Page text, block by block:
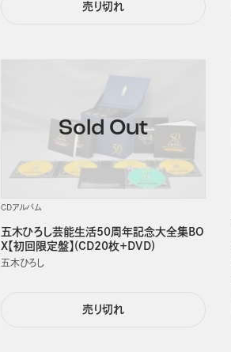
売り切れ
CDアルバム
五木ひろし芸能生活50周年記念大全集BO
X【初回限定盤】(CD20枚＋DVD)
五木ひろし
売り切れ